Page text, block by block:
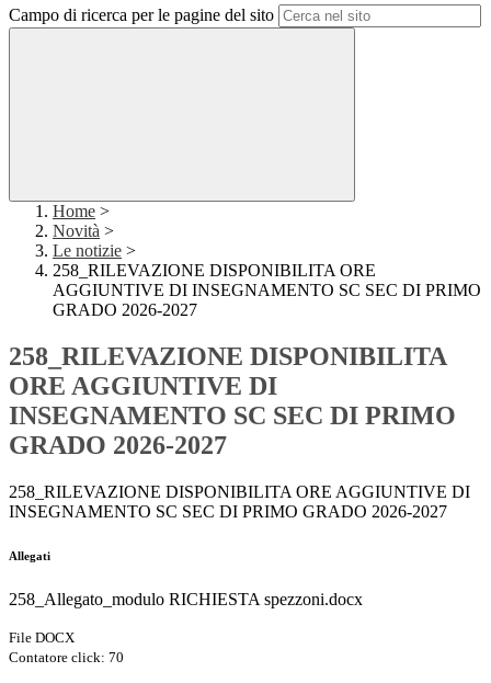
Campo di ricerca per le pagine del sito
Home >
Novità >
Le notizie >
258_RILEVAZIONE DISPONIBILITA ORE
AGGIUNTIVE DI INSEGNAMENTO SC SEC DI PRIMO
GRADO 2026-2027
258_RILEVAZIONE DISPONIBILITA
ORE AGGIUNTIVE DI
INSEGNAMENTO SC SEC DI PRIMO
GRADO 2026-2027
258_RILEVAZIONE DISPONIBILITA ORE AGGIUNTIVE DI
INSEGNAMENTO SC SEC DI PRIMO GRADO 2026-2027
Allegati
258_Allegato_modulo RICHIESTA spezzoni.docx
File DOCX
Contatore click: 70